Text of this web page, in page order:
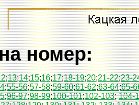
номер:
;13;14;15;16;17;18-19;20;21-22;23-
;55-56;57-58;59-60;61-62;63-64;65-
;96-97;98-99;100-101;102-103; 104-